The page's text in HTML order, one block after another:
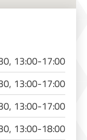
13:00-17:00
13:00-17:00
13:00-17:00
13:00-18:00